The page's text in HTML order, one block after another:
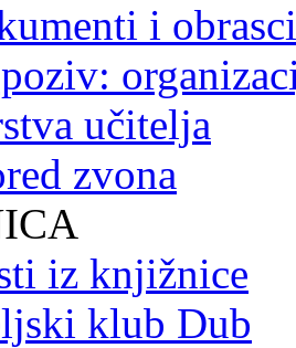
i obrasci
učitelja
zvona
iz knjižnice
klub Dub